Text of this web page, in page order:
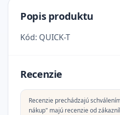
Popis produktu
Kód: QUICK-T
Recenzie
Recenzie prechádzajú
nákup" majú recenzie od